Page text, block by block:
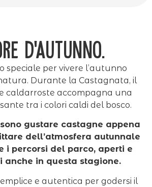
d’Autunno.
speciale per vivere l’autunno
Durante la Castagnata, il
caldarroste accompagna una
tra i colori caldi del bosco.
gustare castagne appena
dell’atmosfera autunnale
i percorsi del parco, aperti e
anche in questa stagione.
e autentica per godersi il